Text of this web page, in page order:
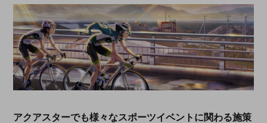
アクアスターでも様々なスポーツイベントに関わる施策